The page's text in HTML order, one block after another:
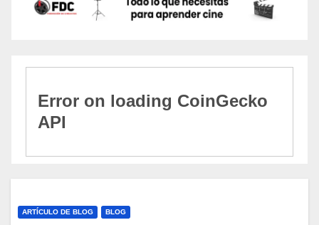
ARTÍCULO DE BLOG BLOG